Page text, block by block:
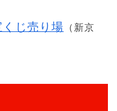
じ売り場 （新京